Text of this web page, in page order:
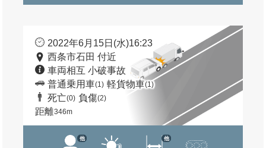
2022年6月15日(水)16:23
西条市石田 付近
車両相互 小破事故
普通乗用車(1) 軽貨物車(1)
死亡(0) 負傷(2)
距離346m
他 他